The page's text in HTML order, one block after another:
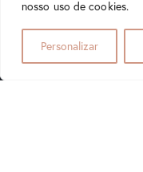
nosso uso de cookies.
Personalizar